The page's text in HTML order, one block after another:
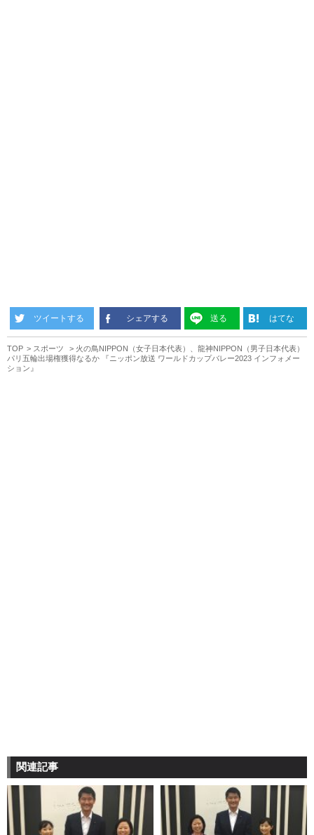
ツイートする シェアする 送る はてな
TOP スポーツ
火の鳥NIPPON（女子日本代表）、龍神NIPPON（男子日本代表）
パリ五輪出場権獲得なるか 『ニッポン放送 ワールドカップバレー2023 インフォメー
ション』
関連記事